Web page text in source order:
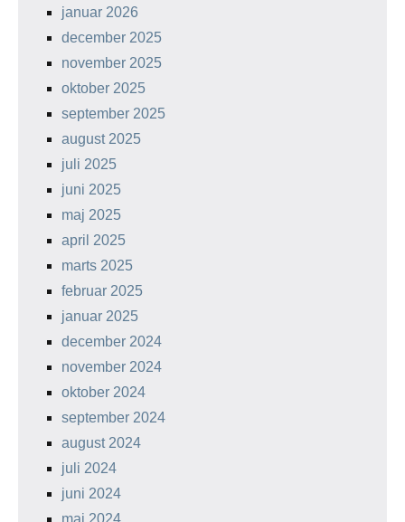
januar 2026
december 2025
november 2025
oktober 2025
september 2025
august 2025
juli 2025
juni 2025
maj 2025
april 2025
marts 2025
februar 2025
januar 2025
december 2024
november 2024
oktober 2024
september 2024
august 2024
juli 2024
juni 2024
maj 2024